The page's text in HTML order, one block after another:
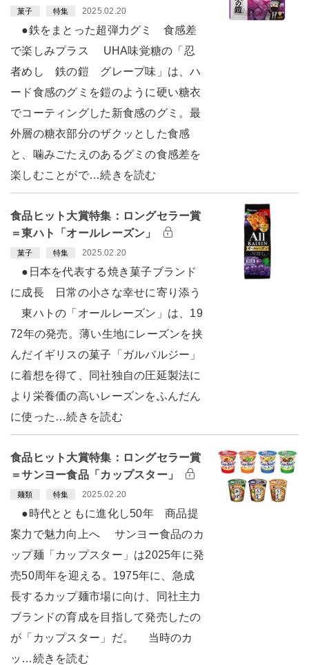
菓子 特集 2025.02.20
●鉄をまとった超弾力グミ 食感差
で楽しみプラス UHA味覚糖の「忍
者めし 鉄の鎧 グレープ味」は、ハ
ード食感のグミを鎧のように硬い糖衣
でコーティングした新食感のグミ。最
外層の糖衣部分のザクッとした食感
と、噛みごたえのあるグミの食感差を
楽しむことがで…続きを読む
食品ヒット大賞特集：ロングセラー賞
＝東ハト「オールレーズン」
菓子 特集 2025.02.20
●日本を代表する焼き菓子ブランド
に成長 日常の小さな幸せに寄り添う
東ハトの「オールレーズン」は、19
72年の発売。薄い生地にレーズンを挟
んだイギリスの菓子「ガルバルジー」
に着想を得て、同社独自の圧延製法に
より栄養価の高いレーズンをふんだん
に使った…続きを読む
食品ヒット大賞特集：ロングセラー賞
＝サンヨー食品「カップスター」
麺類 特集 2025.02.20
●時代とともに進化し50年 商品提
案力で魅力向上へ サンヨー食品のカ
ップ麺「カップスター」は2025年に発
売50周年を迎える。1975年に、急成
長するカップ麺市場に向け、同社主力
ブランドの育成を目指して発売したの
が「カップスター」だ。 当時のカ
ッ…続きを読む